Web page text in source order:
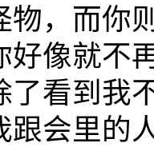
物，而你
好像就不
了看到我
跟会里的